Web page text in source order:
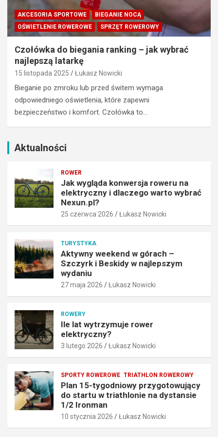
AKCESORIA SPORTOWE
BIEGANIE NOCĄ
OŚWIETLENIE ROWEROWE
SPRZĘT ROWEROWY
Czołówka do biegania ranking – jak wybrać
najlepszą latarkę
15 listopada 2025 Łukasz Nowicki
Bieganie po zmroku lub przed świtem wymaga
odpowiedniego oświetlenia, które zapewni
bezpieczeństwo i komfort. Czołówka to…
Aktualności
ROWER
Jak wygląda konwersja roweru na
elektryczny i dlaczego warto wybrać
Nexun.pl?
25 czerwca 2026 Łukasz Nowicki
TURYSTYKA
Aktywny weekend w górach –
Szczyrk i Beskidy w najlepszym
wydaniu
27 maja 2026 Łukasz Nowicki
ROWERY
Ile lat wytrzymuje rower
elektryczny?
3 lutego 2026 Łukasz Nowicki
SPORTY ROWEROWE TRIATHLON ROWEROWY
Plan 15-tygodniowy przygotowujący
do startu w triathlonie na dystansie
1/2 Ironman
10 stycznia 2026 Łukasz Nowicki
k
c
z
n
y
d
a
z
o
w
a
o
w
y
b
a
N
e
x
u
n
p
?
25
czerwca
2026
Nowicki
a
c
h
–
S
z
c
z
y
k
B
s
d
y
w
n
j
e
p
s
z
m
w
y
d
a
n
u
27
maja
2026
Nowicki